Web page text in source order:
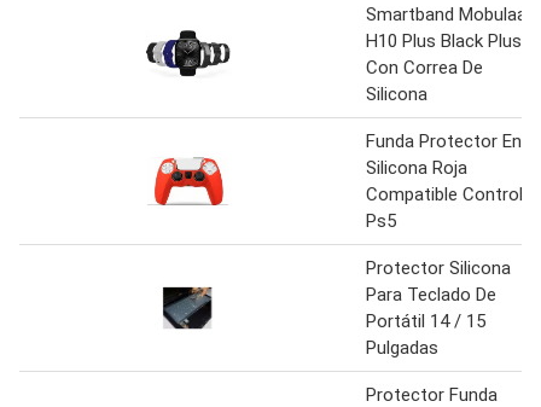
Smartband Mobulaa
H10 Plus Black Plus
Con Correa De
Silicona
Funda Protector En
Silicona Roja
Compatible Control
Ps5
Protector Silicona
Para Teclado De
Portátil 14 / 15
Pulgadas
Protector Funda